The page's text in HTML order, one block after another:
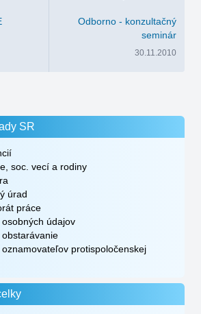
SR
soc. vecí a rodiny
úrad
práce
údajov
protispoločenskej
Odborno - konzultačný
seminár
30.11.2010